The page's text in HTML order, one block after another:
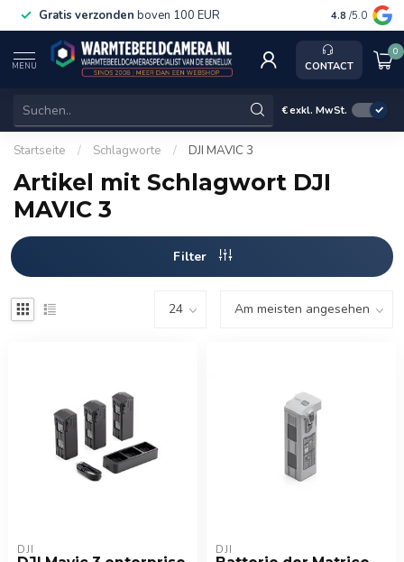
Gratis verzonden boven 100 EUR Service,
4.8 /5.0
MENU CONTACT
0
€exkl. MwSt.
Startseite / Schlagworte / DJI MAVIC 3
Artikel mit Schlagwort DJI
MAVIC 3
Filter
DJI DJI